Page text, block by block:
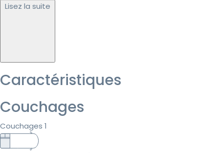
Lisez la suite
Caractéristiques
Couchages
Couchages 1